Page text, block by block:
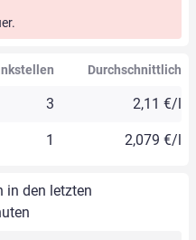
Durchschnittlich
3 2,11 €/l
1 2,079 €/l
in den letzten